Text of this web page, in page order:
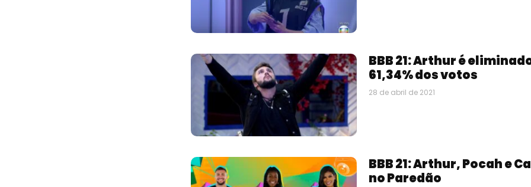
BBB 21: Arthur é
61,34% dos votos
28 de abril de 2021
BBB 21: Arthur, Pocah e
no Paredão